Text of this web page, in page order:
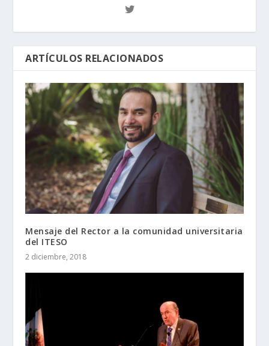
ARTÍCULOS RELACIONADOS
Mensaje del Rector a la comunidad universitaria
del ITESO
2 diciembre, 2018